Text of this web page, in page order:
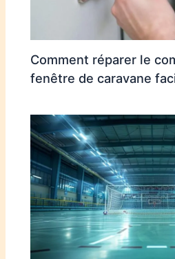
Comment réparer le
fenêtre de caravane